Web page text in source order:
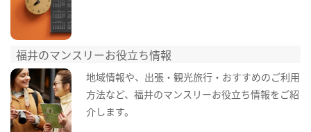
福井のマンスリーお役立ち情報
地域情報や、出張・観光旅行・おすすめのご利用
方法など、福井のマンスリーお役立ち情報をご紹
介します。